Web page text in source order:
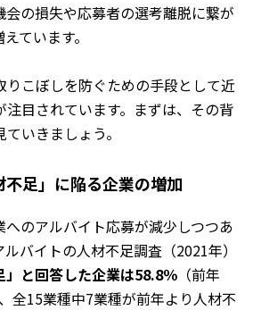
の損失や応募者の選考離脱に繋が
ています。
りこぼしを防ぐための手段として近
目されています。まずは、その背
いきましょう。
足」に陥る企業の増加
へのアルバイト応募が減少しつつあ
バイトの人材不足調査（2021年）
」と回答した企業は58.8％ （前年
全15業種中7業種が前年より人材不